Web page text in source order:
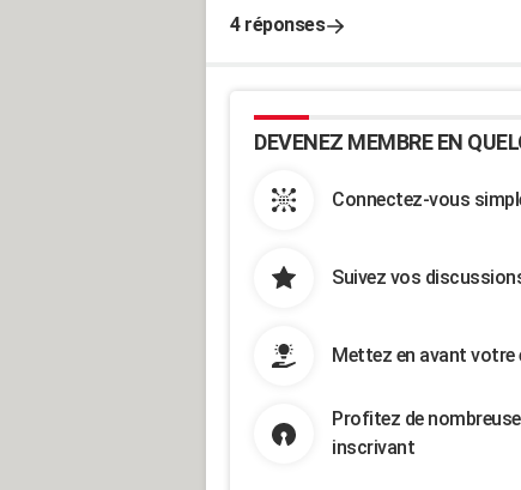
4 réponses
DEVENEZ MEMBRE EN
Connectez-vous
Suivez vos
Mettez en avant votre
Profitez de
inscrivant